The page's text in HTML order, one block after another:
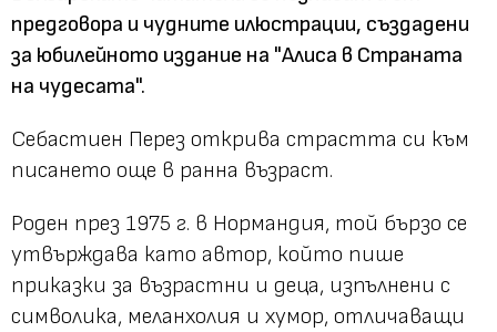
предговора и чудните илюстрации, създадени
за юбилейното издание на "Алиса в Страната
на чудесата".
Себастиен Перез открива страстта си към
писането още в ранна възраст.
Роден през 1975 г. в Нормандия, той бързо се
утвърждава като автор, който пише
приказки за възрастни и деца, изпълнени с
символика, меланхолия и хумор, отличаващи